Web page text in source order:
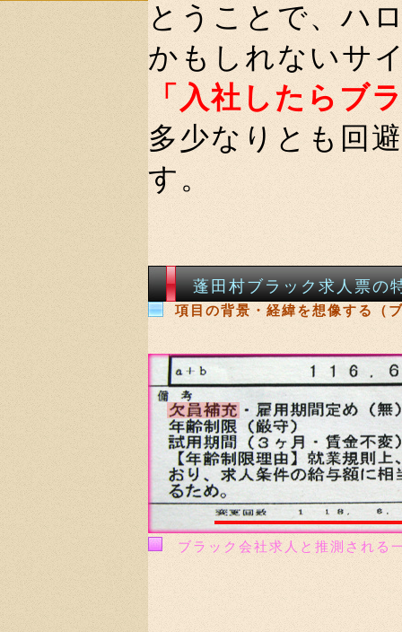
とうことで、ハ
かもしれないサ
「入社したらブ
多少なりとも回
す。
蓬田村ブラック求人票
項目の背景・経緯を想像する（
ブラック会社求人と推測される